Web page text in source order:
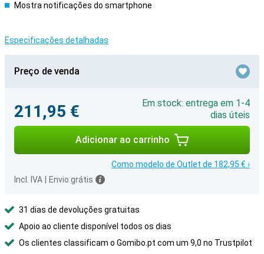
Mostra notificações do smartphone
Especificações detalhadas
Preço de venda
211,95 €
Em stock: entrega em 1-4
dias úteis
Adicionar ao carrinho
Como modelo de Outlet de 182,95 € ›
Incl. IVA
Envio grátis
31 dias de devoluções gratuitas
Apoio ao cliente disponível todos os dias
Os clientes classificam o Gomibo.pt com um 9,0 no Trustpilot